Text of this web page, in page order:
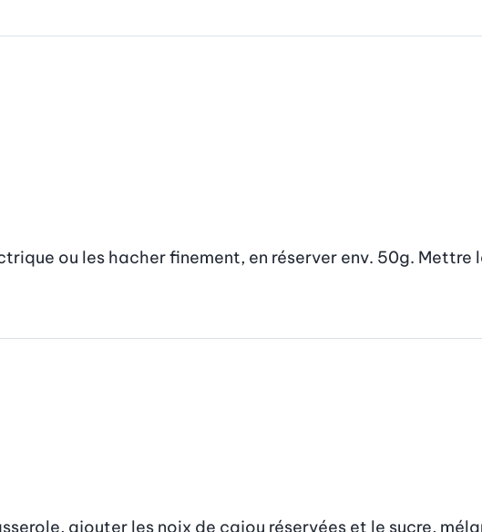
ou les hacher finement, en réserver env. 50g. Mettre
ajouter les noix de cajou réservées et le sucre,